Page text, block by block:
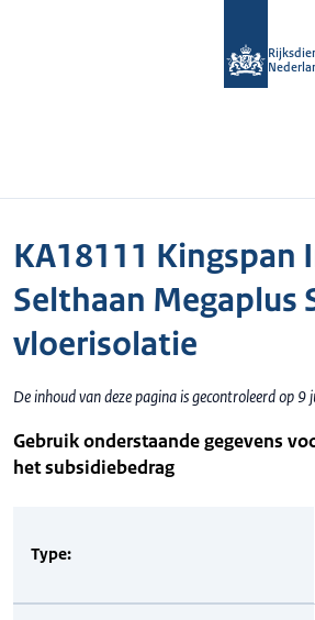
KA18111 Kingspan
Selthaan Megaplus
vloerisolatie
De inhoud van deze pagina is gecontroleerd op
Gebruik onderstaande gegevens
het subsidiebedrag
Type: